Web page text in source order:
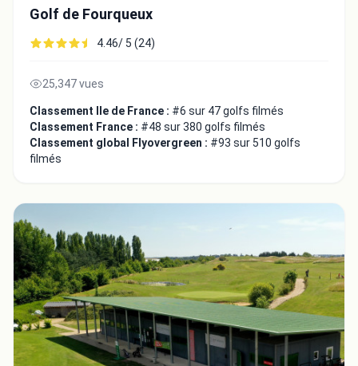
Golf de Fourqueux
4.46/ 5 (24)
25,347 vues
Classement Ile de France : #6 sur 47 golfs filmés
Classement France : #48 sur 380 golfs filmés
Classement global Flyovergreen : #93 sur 510 golfs
filmés